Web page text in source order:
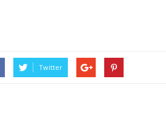
Twitter